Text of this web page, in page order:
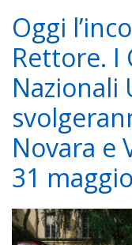
Oggi
Rettore. I
Nazionali
Novara e
31 maggio